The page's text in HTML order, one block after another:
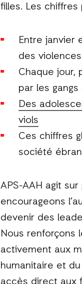
filles. Les chiffres
Entre janvier
des
Chaque jour,
par les gangs
Des
viols
Ces chiffres
société
APS-AAH agit
encourageons
devenir des
Nous renforçons
activement aux
humanitaire et